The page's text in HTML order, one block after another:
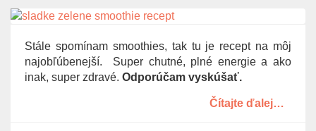
Stále spomínam smoothies, tak tu je recept na môj
najobľúbenejší. Super chutné, plné energie a ako
inak, super zdravé. Odporúčam vyskúšať.
Čítajte ďalej…